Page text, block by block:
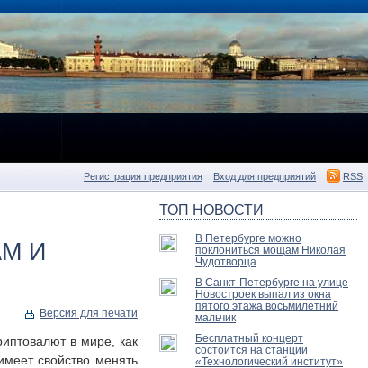
Регистрация предприятия Вход для предприятий RSS
И
Версия для печати
в мире, как
свойство менять
ТОП НОВОСТИ
В Петербурге можно
поклониться мощам Николая
Чудотворца
В Санкт-Петербурге на улице
Новостроек выпал из окна
пятого этажа восьмилетний
мальчик
Бесплатный концерт
состоится на станции
«Технологический институт»